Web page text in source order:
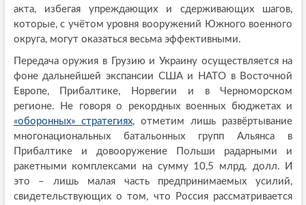
акта, избегая упреждающих и сдерживающих шагов,
которые, с учётом уровня вооружений Южного военного
округа, могут оказаться весьма эффективными.
Передача оружия в Грузию и Украину осуществляется на
фоне дальнейшей экспансии США и НАТО в Восточной
Европе, Прибалтике, Норвегии и в Черноморском
регионе. Не говоря о рекордных военных бюджетах и
«оборонных» стратегиях, отметим лишь развёртывание
многонациональных батальонных групп Альянса в
Прибалтике и довооружение Польши радарными и
ракетными комплексами на сумму 10,5 млрд. долл. И
это – лишь малая часть предпринимаемых усилий,
свидетельствующих о том, что Россия рассматривается